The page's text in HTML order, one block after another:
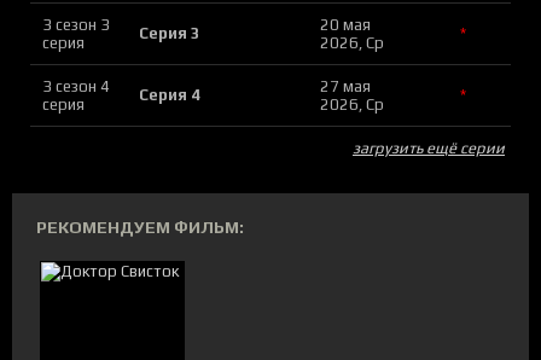
3 сезон 3
серия
Серия 3
20 мая
2026, Ср
*
3 сезон 4
серия
Серия 4
27 мая
2026, Ср
*
загрузить ещё серии
РЕКОМЕНДУЕМ ФИЛЬМ: